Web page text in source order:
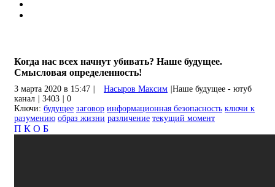
Когда нас всех начнут убивать? Наше будущее.
Смысловая определенность!
3 марта 2020 в 15:47 Насыров Максим Наше будущее - ютуб
канал
3403
0
Ключи: будущее заговор информационная безопасность ключи к
разумению образ жизни различение текущий момент
П К О Б